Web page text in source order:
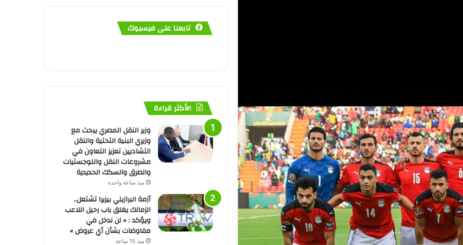
تابعنا على فيسبوك
الأكثر قراءة
وزير النقل المصري يبحث مع
وزيري البنية التحتية والنقل
التشاديين تعزيز التعاون في
مشروعات النقل واللوجستيات
والطرق والسكك الحديدية
منذ ساعة واحدة
أزمة البرازيلي بيزيرا تشتعل..
الزمالك يغلق باب رحيل اللاعب
ويؤكد : « لن ندخل في
مفاوضات بشأن أي عروض »
منذ 15 ساعة